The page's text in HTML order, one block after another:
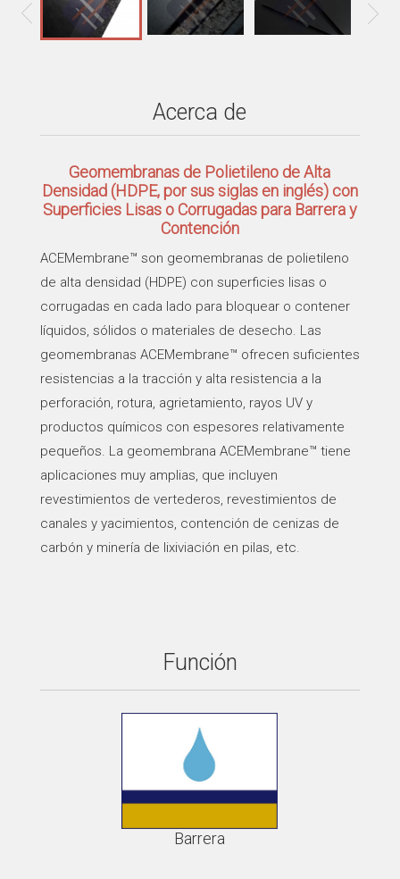
Acerca de
Geomembranas de Polietileno de Alta
Densidad (HDPE, por sus siglas en inglés) con
Superficies Lisas o Corrugadas para Barrera y
Contención
ACEMembrane™ son geomembranas de polietileno
de alta densidad (HDPE) con superficies lisas o
corrugadas en cada lado para bloquear o contener
líquidos, sólidos o materiales de desecho. Las
geomembranas ACEMembrane™ ofrecen suficientes
resistencias a la tracción y alta resistencia a la
perforación, rotura, agrietamiento, rayos UV y
productos químicos con espesores relativamente
pequeños. La geomembrana ACEMembrane™ tiene
aplicaciones muy amplias, que incluyen
revestimientos de vertederos, revestimientos de
canales y yacimientos, contención de cenizas de
carbón y minería de lixiviación en pilas, etc.
Función
Barrera